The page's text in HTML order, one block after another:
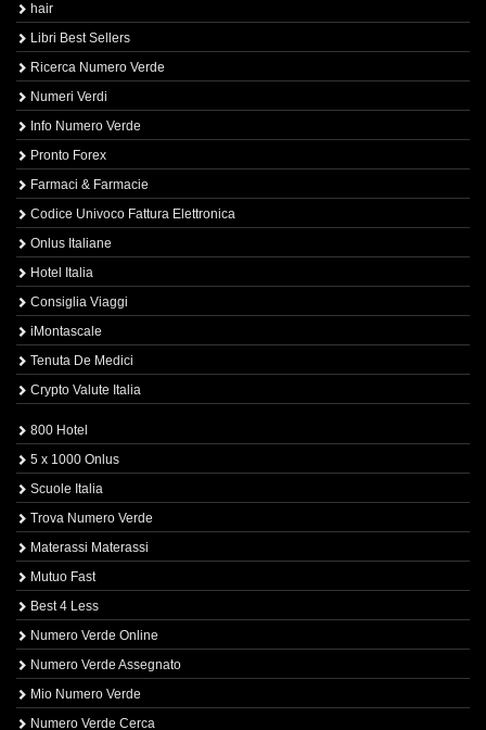
hair
Libri Best Sellers
Ricerca Numero Verde
Numeri Verdi
Info Numero Verde
Pronto Forex
Farmaci & Farmacie
Codice Univoco Fattura Elettronica
Onlus Italiane
Hotel Italia
Consiglia Viaggi
iMontascale
Tenuta De Medici
Crypto Valute Italia
800 Hotel
5 x 1000 Onlus
Scuole Italia
Trova Numero Verde
Materassi Materassi
Mutuo Fast
Best 4 Less
Numero Verde Online
Numero Verde Assegnato
Mio Numero Verde
Numero Verde Cerca